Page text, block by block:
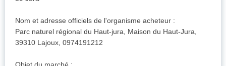
Nom et adresse officiels de l'organisme acheteur :
Parc naturel régional du Haut-jura, Maison du Haut-Jura,
39310 Lajoux, 0974191212